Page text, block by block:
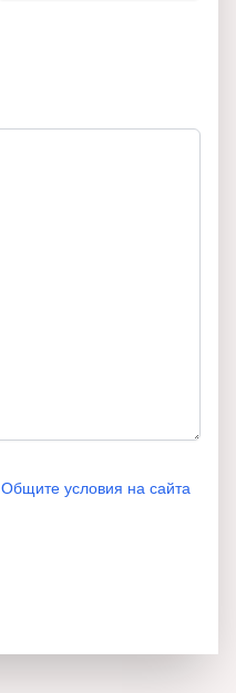
Общите условия на сайта